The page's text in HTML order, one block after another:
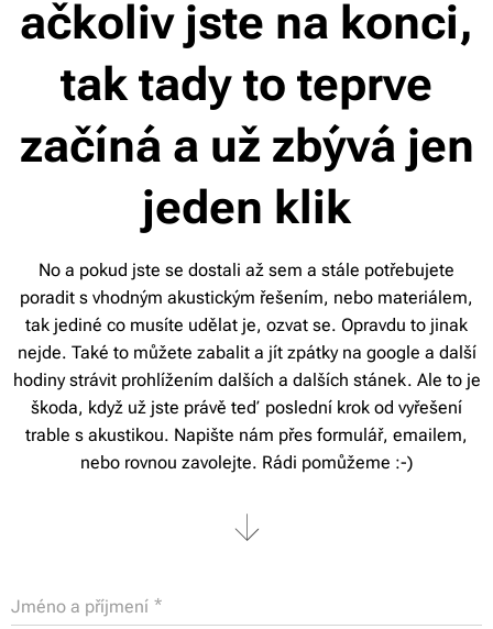
ačkoliv jste na konci,
tak tady to teprve
začíná a už zbývá jen
jeden klik
No a pokud jste se dostali až sem a stále potřebujete
poradit s vhodným akustickým řešením, nebo materiálem,
tak jediné co musíte udělat je, ozvat se. Opravdu to jinak
nejde. Také to můžete zabalit a jít zpátky na google a další
hodiny strávit prohlížením dalších a dalších stánek. Ale to je
škoda, když už jste právě teď poslední krok od vyřešení
trable s akustikou. Napište nám přes formulář, emailem,
nebo rovnou zavolejte. Rádi pomůžeme :-)
Jméno a příjmení